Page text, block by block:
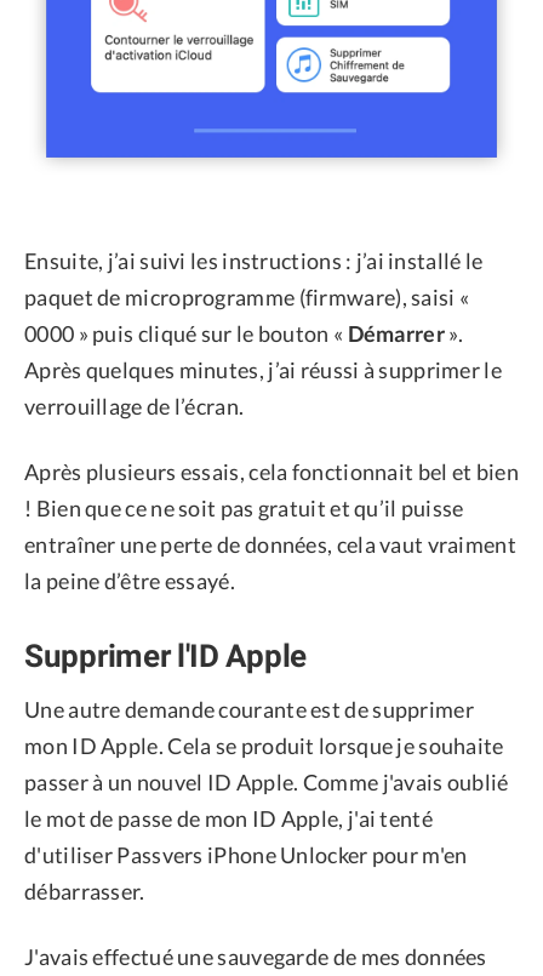
Ensuite, j’ai suivi les instructions : j’ai installé le
paquet de microprogramme (firmware), saisi «
0000 » puis cliqué sur le bouton « Démarrer».
Après quelques minutes, j’ai réussi à supprimer le
verrouillage de l’écran.
Après plusieurs essais, cela fonctionnait bel et bien
! Bien que ce ne soit pas gratuit et qu’il puisse
entraîner une perte de données, cela vaut vraiment
la peine d’être essayé.
Supprimer l'ID Apple
Une autre demande courante est de supprimer
mon ID Apple. Cela se produit lorsque je souhaite
passer à un nouvel ID Apple. Comme j'avais oublié
le mot de passe de mon ID Apple, j'ai tenté
d'utiliser Passvers iPhone Unlocker pour m'en
débarrasser.
J'avais effectué une sauvegarde de mes données